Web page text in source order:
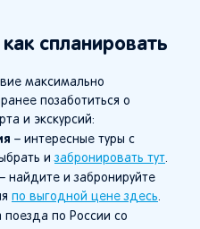
спланировать
максимально
позаботиться о
и экскурсий:
– интересные туры с
и забронировать тут.
– найдите и забронируйте
по выгодной цене здесь.
поезда по России со